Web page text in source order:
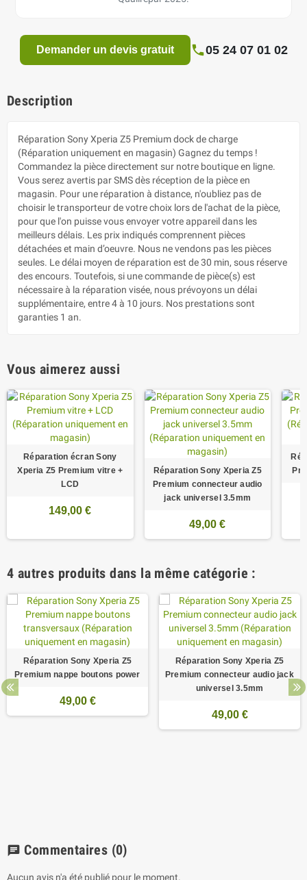
Demander un devis gratuit 05 24 07 01 02
Description
Réparation Sony Xperia Z5 Premium dock de charge
(Réparation uniquement en magasin) Gagnez du temps !
Commandez la pièce directement sur notre boutique en ligne.
Vous serez avertis par SMS dès réception de la pièce en
magasin. Pour une réparation à distance, n'oubliez pas de
choisir le transporteur de votre choix lors de l'achat de la pièce,
pour que l'on puisse vous envoyer votre appareil dans les
meilleurs délais. Les prix indiqués comprennent pièces
détachées et main d’oeuvre. Nous ne vendons pas les pièces
seules. Le délai moyen de réparation est de 30 min, sous réserve
des encours. Toutefois, si une commande de pièce(s) est
nécessaire à la réparation visée, nous prévoyons un délai
supplémentaire, entre 4 à 10 jours. Nos prestations sont
garanties 1 an.
Vous aimerez aussi
Réparation écran Sony
Xperia Z5 Premium vitre +
LCD
149,00 €
Réparation Sony Xperia Z5
Premium connecteur audio
jack universel 3.5mm
49,00 €
4 autres produits dans la même catégorie :
Réparation Sony Xperia Z5
Premium nappe boutons power
49,00 €
Réparation Sony Xperia Z5
Premium connecteur audio jack
universel 3.5mm
49,00 €
chat Commentaires (0)
Aucun avis n'a été publié pour le moment.